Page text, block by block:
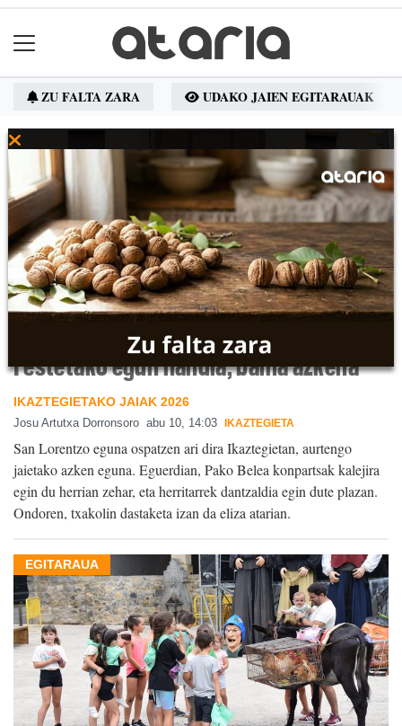
ZU FALTA ZARA UDAKO JAIEN EGITARAUAK
Festetako egun handia, baina azkena
IKAZTEGIETAKO JAIAK 2026
Josu Artutxa Dorronsoro abu 10, 14:03 IKAZTEGIETA
San Lorentzo eguna ospatzen ari dira Ikaztegietan, aurtengo
jaietako azken eguna. Eguerdian, Pako Belea konpartsak kalejira
egin du herrian zehar, eta herritarrek dantzaldia egin dute plazan.
Ondoren, txakolin dastaketa izan da eliza atarian.
EGITARAUA